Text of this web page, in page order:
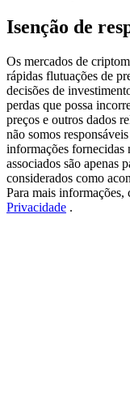
Exclusive for
Register &
Precious Metals
Trade Gold &
Isenção de
Os mercados de
rápidas flutuações de
decisões de
perdas que possa
preços e outros dados
não somos
informações fornecidas
associados são apenas
considerados como
Para mais informações,
Privacidade .